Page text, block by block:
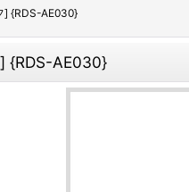
] {RDS-AE030}
] {RDS-AE030}